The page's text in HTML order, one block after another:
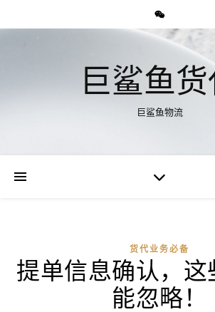
巨鲨鱼
巨鲨鱼物流
货代业务必备
提单信息确认，这
能忽略！